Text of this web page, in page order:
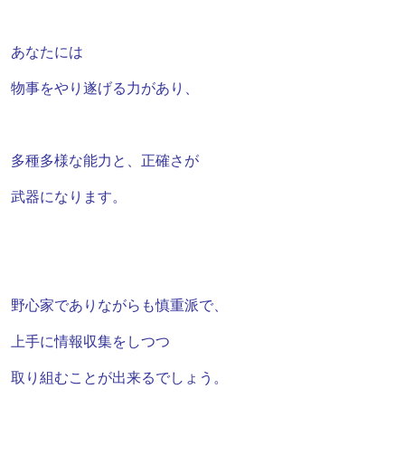
あなたには
物事をやり遂げる力があり、
多種多様な能力と、正確さが
武器になります。
野心家でありながらも慎重派で、
上手に情報収集をしつつ
取り組むことが出来るでしょう。